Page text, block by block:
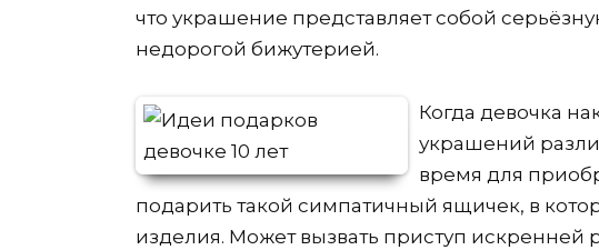
что украшение представляет собой
недорогой бижутерией.
Когда девочка
украшений
время для
подарить такой симпатичный ящичек, в
изделия. Может вызвать приступ искренней